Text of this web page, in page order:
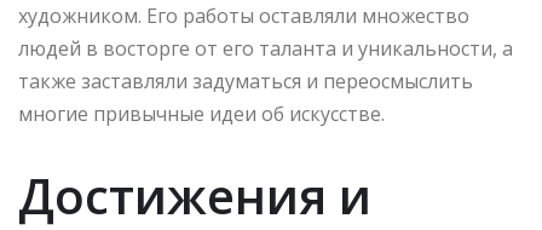
художником. Его работы оставляли множество
людей в восторге от его таланта и уникальности, а
также заставляли задуматься и переосмыслить
многие привычные идеи об искусстве.
Достижения и